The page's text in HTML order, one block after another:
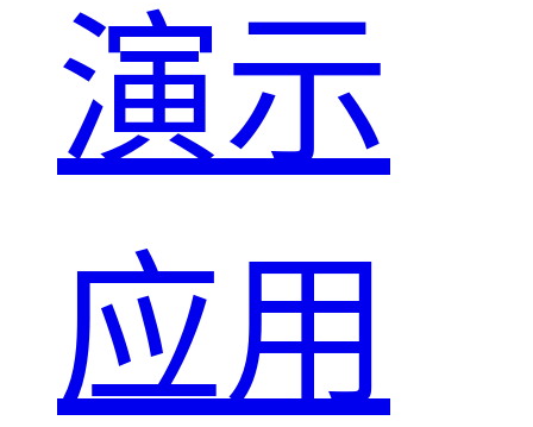
演示
应用